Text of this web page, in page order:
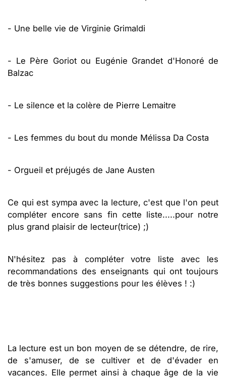
- Une belle vie de Virginie Grimaldi
- Le Père Goriot ou Eugénie Grandet d'Honoré de
Balzac
- Le silence et la colère de Pierre Lemaitre
- Les femmes du bout du monde Mélissa Da Costa
- Orgueil et préjugés de Jane Austen
Ce qui est sympa avec la lecture, c'est que l'on peut
compléter encore sans fin cette liste.....pour notre
plus grand plaisir de lecteur(trice) ;)
N'hésitez pas à compléter votre liste avec les
recommandations des enseignants qui ont toujours
de très bonnes suggestions pour les élèves ! :)
La lecture est un bon moyen de se détendre, de rire,
de s'amuser, de se cultiver et de d'évader en
vacances. Elle permet ainsi à chaque âge de la vie